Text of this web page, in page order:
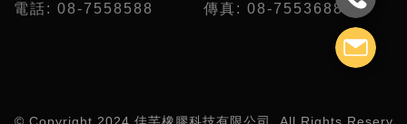
電話: 08-7558588 傳真: 08-7553688